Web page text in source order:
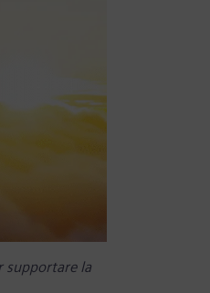
supportare la